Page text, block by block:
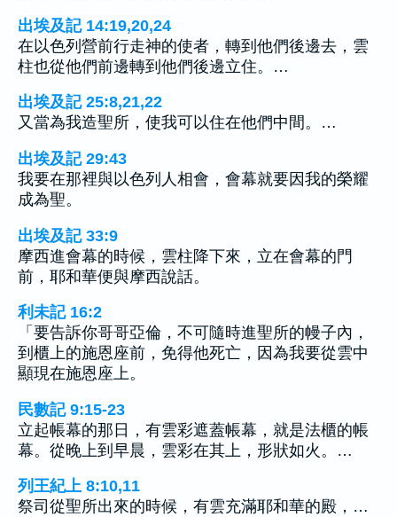
出埃及記 14:19,20,24
在以色列營前行走神的使者，轉到他們後邊去，雲
柱也從他們前邊轉到他們後邊立住。…
出埃及記 25:8,21,22
又當為我造聖所，使我可以住在他們中間。…
出埃及記 29:43
我要在那裡與以色列人相會，會幕就要因我的榮耀
成為聖。
出埃及記 33:9
摩西進會幕的時候，雲柱降下來，立在會幕的門
前，耶和華便與摩西說話。
利未記 16:2
「要告訴你哥哥亞倫，不可隨時進聖所的幔子內，
到櫃上的施恩座前，免得他死亡，因為我要從雲中
顯現在施恩座上。
民數記 9:15-23
立起帳幕的那日，有雲彩遮蓋帳幕，就是法櫃的帳
幕。從晚上到早晨，雲彩在其上，形狀如火。…
列王紀上 8:10,11
祭司從聖所出來的時候，有雲充滿耶和華的殿，…